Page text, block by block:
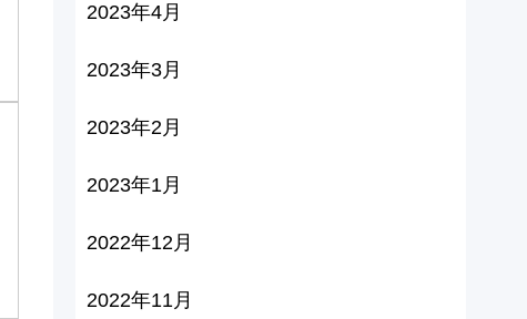
2023年4月
2023年3月
2023年2月
2023年1月
2022年12月
2022年11月